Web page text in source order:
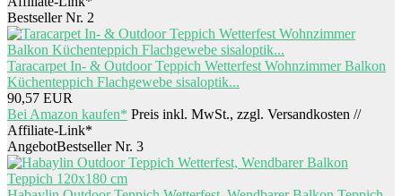
Bestseller Nr. 2
Taracarpet In- & Outdoor Teppich Wetterfest Wohnzimmer Balkon
Küchenteppich Flachgewebe sisaloptik...
90,57 EUR
Bei Amazon kaufen* Preis inkl. MwSt., zzgl. Versandkosten //
Affiliate-Link*
AngebotBestseller Nr. 3